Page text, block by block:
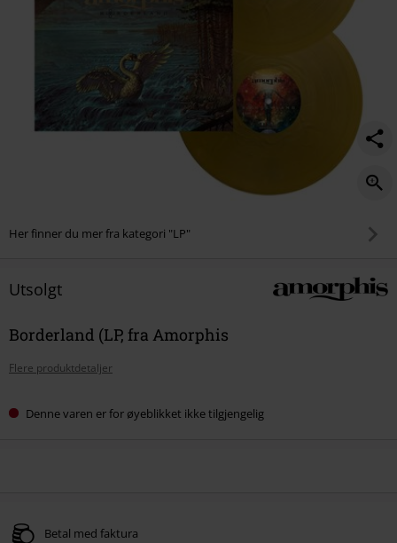
Her finner du mer fra kategori "LP"
Utsolgt
Borderland (LP, fra Amorphis
Flere produktdetaljer
Denne varen er for øyeblikket ikke tilgjengelig
Betal med faktura